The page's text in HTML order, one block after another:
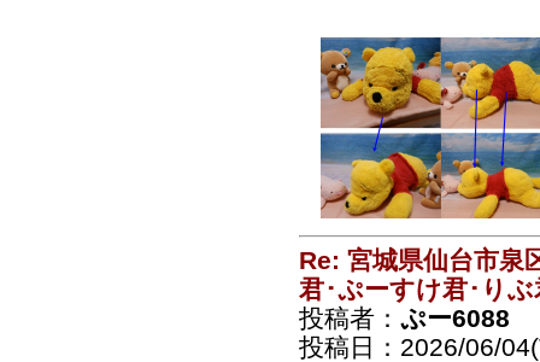
Re: 宮城県仙台市泉
君･ぷーすけ君･りぶ
投稿者： ぷー6088
投稿日：2026/06/